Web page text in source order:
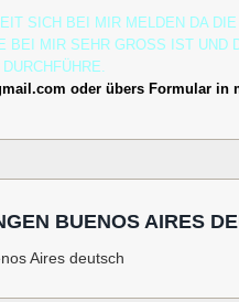
SICH BEI MIR MELDEN DA
BEI MIR SEHR GROSS IST
oder übers Formular in
BUENOS AIRES
Aires deutsch